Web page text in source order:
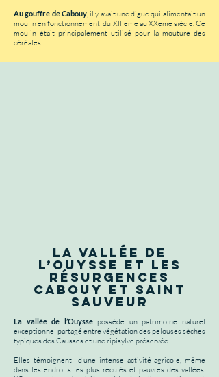
Au gouffre de Cabouy, il y avait une digue qui alimentait un
moulin en fonctionnement du XIIIeme au XXeme siècle. Ce
moulin était principalement utilisé pour la mouture des
céréales.
La vallée de
l’Ouysse et les
résurgences
Cabouy et Saint
Sauveur
La vallée de l’Ouyssepossède un patrimoine naturel
exceptionnel partagé entre végétation des pelouses sèches
typiques des Causses et une ripisylve préservée.
Elles témoignent d’une intense activité agricole, même
dans les endroits les plus reculés et pauvres des vallées.